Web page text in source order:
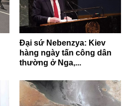
Đại sứ Nebenzya: Kiev
hàng ngày tấn công dân
thường ở Nga,...